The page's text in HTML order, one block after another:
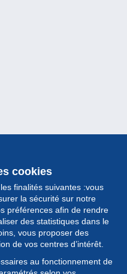
cookies
finalités suivantes :vous
la sécurité sur notre
préférences afin de rendre
des statistiques dans le
vous proposer des
de vos centres d’intérêt.
au fonctionnement de